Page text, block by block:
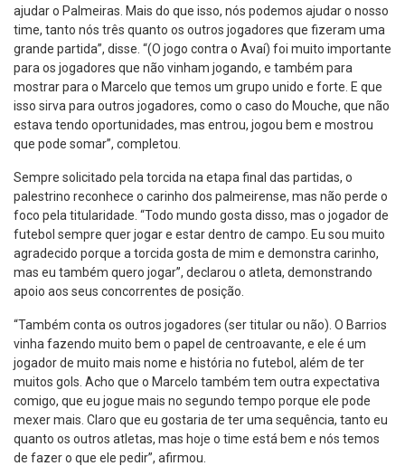
ajudar o Palmeiras. Mais do que isso, nós podemos ajudar o nosso
time, tanto nós três quanto os outros jogadores que fizeram uma
grande partida”, disse. “(O jogo contra o Avaí) foi muito importante
para os jogadores que não vinham jogando, e também para
mostrar para o Marcelo que temos um grupo unido e forte. E que
isso sirva para outros jogadores, como o caso do Mouche, que não
estava tendo oportunidades, mas entrou, jogou bem e mostrou
que pode somar”, completou.
Sempre solicitado pela torcida na etapa final das partidas, o
palestrino reconhece o carinho dos palmeirense, mas não perde o
foco pela titularidade. “Todo mundo gosta disso, mas o jogador de
futebol sempre quer jogar e estar dentro de campo. Eu sou muito
agradecido porque a torcida gosta de mim e demonstra carinho,
mas eu também quero jogar”, declarou o atleta, demonstrando
apoio aos seus concorrentes de posição.
“Também conta os outros jogadores (ser titular ou não). O Barrios
vinha fazendo muito bem o papel de centroavante, e ele é um
jogador de muito mais nome e história no futebol, além de ter
muitos gols. Acho que o Marcelo também tem outra expectativa
comigo, que eu jogue mais no segundo tempo porque ele pode
mexer mais. Claro que eu gostaria de ter uma sequência, tanto eu
quanto os outros atletas, mas hoje o time está bem e nós temos
de fazer o que ele pedir”, afirmou.